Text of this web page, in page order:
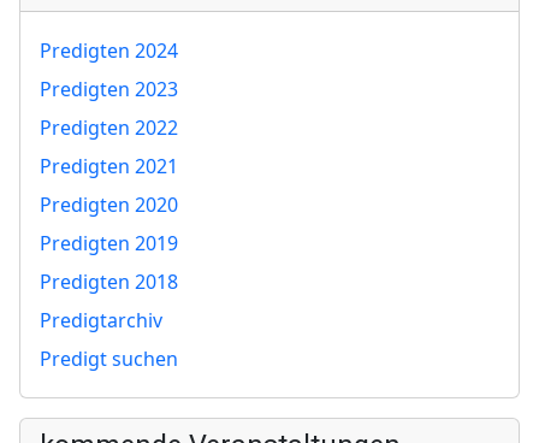
Predigten 2024
Predigten 2023
Predigten 2022
Predigten 2021
Predigten 2020
Predigten 2019
Predigten 2018
Predigtarchiv
Predigt suchen